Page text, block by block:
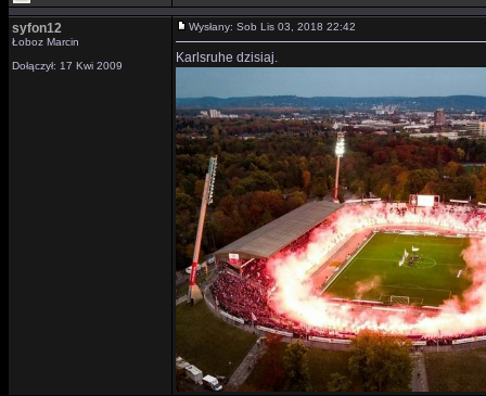
syfon12
Łoboz Marcin
Dołączył: 17 Kwi 2009
Wysłany: Sob Lis 03, 2018 22:42
Karlsruhe dzisiaj.